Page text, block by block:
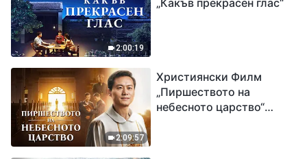
2:00:19
2:09:57
Християнски Филм
„Пиршеството на
небесното царство“